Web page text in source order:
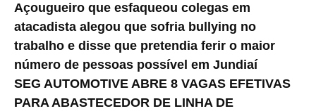
Açougueiro que esfaqueou colegas em
atacadista alegou que sofria bullying no
trabalho e disse que pretendia ferir o maior
número de pessoas possível em Jundiaí
SEG AUTOMOTIVE ABRE 8 VAGAS EFETIVAS
PARA ABASTECEDOR DE LINHA DE